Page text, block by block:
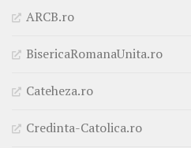
ARCB.ro
BisericaRomanaUnita.ro
Cateheza.ro
Credinta-Catolica.ro